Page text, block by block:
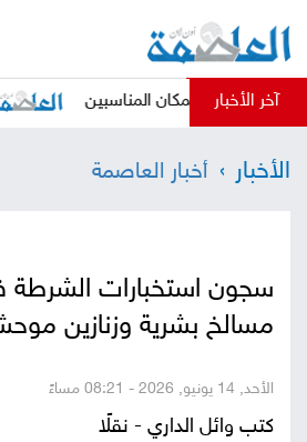
آخر الأخبارالمناسبين
الأخبار أخبار العاصمة
سجون استخبارات
مسالخ بشرية وزنازين
الأحد, 14 يونيو, 2026 - 08:21 مساءً
كتب وائل الداري - نقلًا